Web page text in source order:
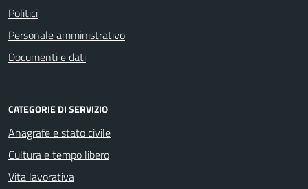
Politici
Personale amministrativo
Documenti e dati
CATEGORIE DI SERVIZIO
Anagrafe e stato civile
Cultura e tempo libero
Vita lavorativa